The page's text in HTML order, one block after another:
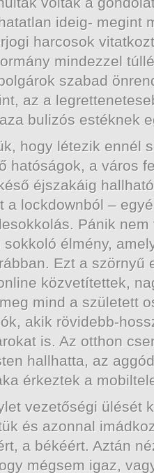
ideig- megint
harcosok
mindezzel
szabad
az a
bulizós estéknek
hogy létezik ennél
hatóságok, a város
éjszakáig
a lockdownból –
Pánik
élmény,
Ezt a szörnyű
közvetítettek,
mind a született
akik rövidebb-
is. Az otthon
hallhatta, az
érkeztek a
vezetőségi ülését
és azonnal
a békéért. Aztán
mégsem igaz,